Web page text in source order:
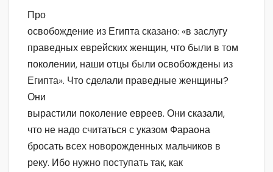
Про
освобождение из Египта сказано: «в заслугу
праведных еврейских женщин, что были в том
поколении, наши отцы были освобождены из
Египта». Что сделали праведные женщины?
Они
вырастили поколение евреев. Они сказали,
что не надо считаться с указом Фараона
бросать всех новорожденных мальчиков в
реку. Ибо нужно поступать так, как